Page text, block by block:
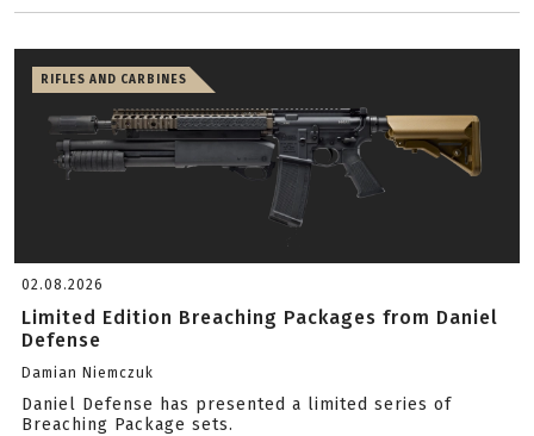
RIFLES AND CARBINES
02.08.2026
Limited Edition Breaching Packages from Daniel
Defense
Damian Niemczuk
Daniel Defense has presented a limited series of
Breaching Package sets.